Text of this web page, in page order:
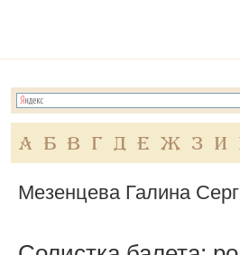
А Б В Г Д Е Ж З И
Мезенцева Галина